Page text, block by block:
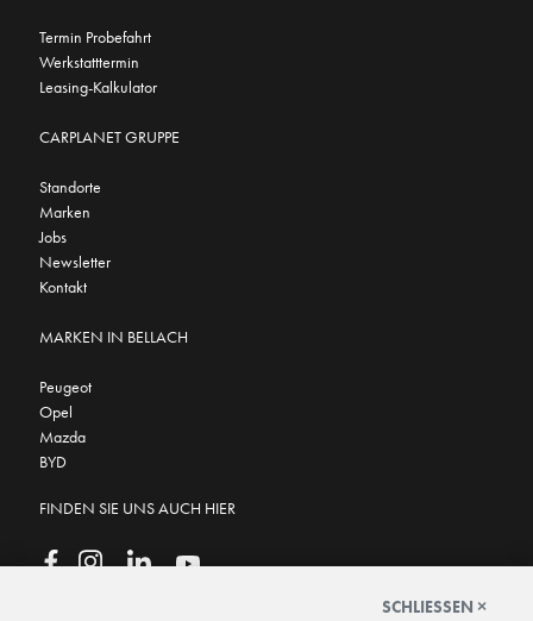
Termin Probefahrt
Werkstatttermin
Leasing-Kalkulator
CARPLANET GRUPPE
Standorte
Marken
Jobs
Newsletter
Kontakt
MARKEN IN BELLACH
Peugeot
Opel
Mazda
BYD
FINDEN SIE UNS AUCH HIER
SCHLIESSEN ×